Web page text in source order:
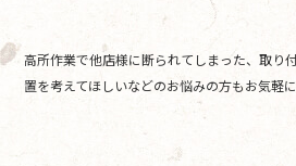
高所作業で他店様に断られてしまった、取り
置を考えてほしいなどのお悩みの方もお気軽